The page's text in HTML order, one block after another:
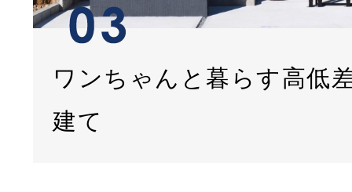
ワンちゃんと暮らす高低
建て